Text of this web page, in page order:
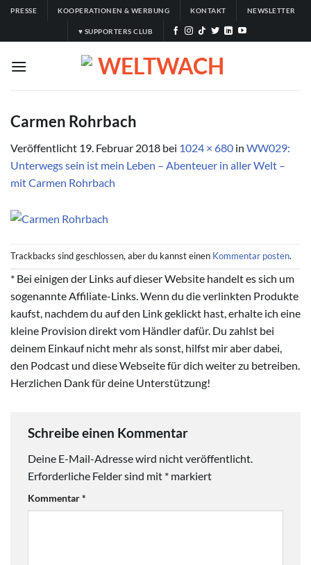
Zum
springen
PRESSE KOOPERATIONEN & WERBUNG KONTAKT NEWSLETTER
♥ SUPPORTERS CLUB
Carmen Rohrbach
Veröffentlicht 19. Februar 2018 bei 1024 × 680 in WW029:
Unterwegs sein ist mein Leben – Abenteuer in aller Welt –
mit Carmen Rohrbach
Trackbacks sind geschlossen, aber du kannst einen Kommentar posten.
* Bei einigen der Links auf dieser Website handelt es sich um
sogenannte Affiliate-Links. Wenn du die verlinkten Produkte
kaufst, nachdem du auf den Link geklickt hast, erhalte ich eine
kleine Provision direkt vom Händler dafür. Du zahlst bei
deinem Einkauf nicht mehr als sonst, hilfst mir aber dabei,
den Podcast und diese Webseite für dich weiter zu betreiben.
Herzlichen Dank für deine Unterstützung!
Schreibe einen Kommentar
Deine E-Mail-Adresse wird nicht veröffentlicht.
Erforderliche Felder sind mit * markiert
Kommentar*